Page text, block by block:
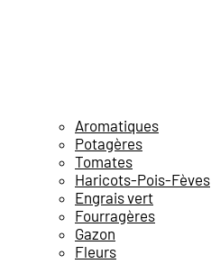
Aromatiques
Potagères
Tomates
Haricots-Pois-Fèves
Engrais vert
Fourragères
Gazon
Fleurs